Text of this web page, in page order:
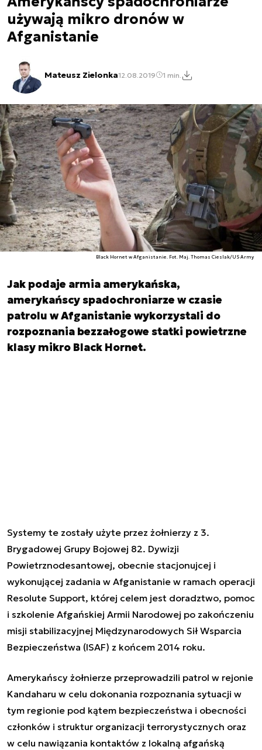
używają mikro dronów w
Afganistanie
Mateusz Zielonka12.08.2019 1 min.
Black Hornet w Afganistanie. Fot. Maj. Thomas Cieslak/US Army
Jak podaje armia amerykańska,
amerykańscy spadochroniarze w czasie
patrolu w Afganistanie wykorzystali do
rozpoznania bezzałogowe statki powietrzne
klasy mikro Black Hornet.
Systemy te zostały użyte przez żołnierzy z 3.
Brygadowej Grupy Bojowej 82. Dywizji
Powietrznodesantowej, obecnie stacjonujcej i
wykonującej zadania w Afganistanie w ramach operacji
Resolute Support, której celem jest doradztwo, pomoc
i szkolenie Afgańskiej Armii Narodowej po zakończeniu
misji stabilizacyjnej Międzynarodowych Sił Wsparcia
Bezpieczeństwa (ISAF) z końcem 2014 roku.
Amerykańscy żołnierze przeprowadzili patrol w rejonie
Kandaharu w celu dokonania rozpoznania sytuacji w
tym regionie pod kątem bezpieczeństwa i obecności
członków i struktur organizacji terrorystycznych oraz
w celu nawiązania kontaktów z lokalną afgańską